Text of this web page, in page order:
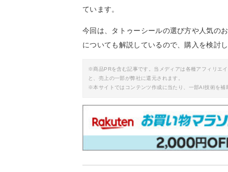
ています。
今回は、タトゥーシールの選び方や人気の
についても解説しているので、購入を検討
※商品PRを含む記事です。当メディアは各種アフィリエ
と、売上の一部が弊社に還元されます。
※本サイトではコンテンツ作成に当たり、一部AI技術を補